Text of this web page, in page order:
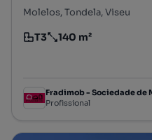
Molelos, Tondela, Viseu
Tipologia
T3
Preço por metro quadrado
140 m²
Fradimob - Sociedade de
Profissional